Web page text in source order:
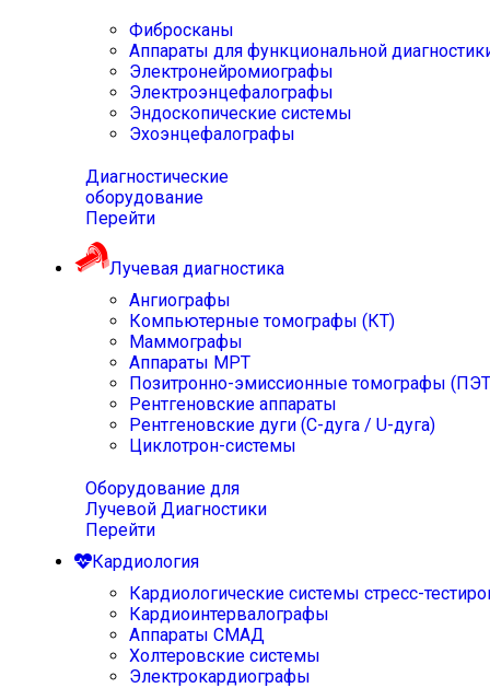
Фибросканы
Аппараты для функциональной
Электронейромиографы
Электроэнцефалографы
Эндоскопические системы
Эхоэнцефалографы
Диагностические
оборудование
Перейти
Лучевая диагностика
Ангиографы
Компьютерные томографы (КТ)
Маммографы
Аппараты МРТ
Позитронно-эмиссионные томографы
Рентгеновские аппараты
Рентгеновские дуги (С-дуга / U-дуга)
Циклотрон-системы
Оборудование для
Лучевой Диагностики
Перейти
Кардиология
Кардиологические системы стресс-
Кардиоинтервалографы
Аппараты СМАД
Холтеровские системы
Электрокардиографы